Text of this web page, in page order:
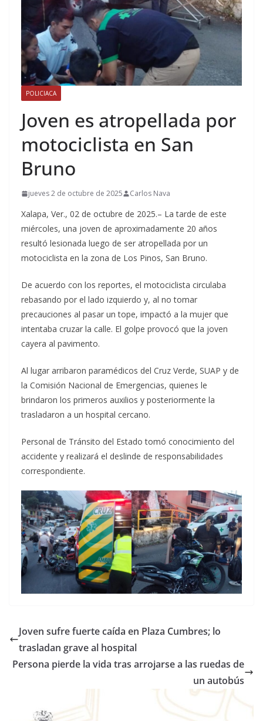
POLICIACA
Joven es atropellada por
motociclista en San
Bruno
jueves 2 de octubre de 2025 Carlos Nava
Xalapa, Ver., 02 de octubre de 2025.– La tarde de este
miércoles, una joven de aproximadamente 20 años
resultó lesionada luego de ser atropellada por un
motociclista en la zona de Los Pinos, San Bruno.
De acuerdo con los reportes, el motociclista circulaba
rebasando por el lado izquierdo y, al no tomar
precauciones al pasar un tope, impactó a la mujer que
intentaba cruzar la calle. El golpe provocó que la joven
cayera al pavimento.
Al lugar arribaron paramédicos del Cruz Verde, SUAP y de
la Comisión Nacional de Emergencias, quienes le
brindaron los primeros auxilios y posteriormente la
trasladaron a un hospital cercano.
Personal de Tránsito del Estado tomó conocimiento del
accidente y realizará el deslinde de responsabilidades
correspondiente.
Joven sufre fuerte caída en Plaza Cumbres; lo
trasladan grave al hospital
Persona pierde la vida tras arrojarse a las ruedas de
un autobús